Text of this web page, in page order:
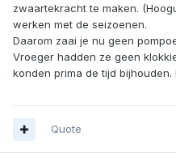
zwaartekracht te maken.
werken met de seizoenen.
Daarom zaai je nu geen
Vroeger hadden ze geen
konden prima de tijd bijhouden.
Quote